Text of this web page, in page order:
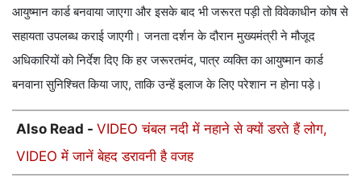
आयुष्मान कार्ड बनवाया जाएगा और इसके बाद भी जरूरत पड़ी तो विवेकाधीन कोष से
सहायता उपलब्ध कराई जाएगी। जनता दर्शन के दौरान मुख्यमंत्री ने मौजूद
अधिकारियों को निर्देश दिए कि हर जरूरतमंद, पात्र व्यक्ति का आयुष्मान कार्ड
बनवाना सुनिश्चित किया जाए, ताकि उन्हें इलाज के लिए परेशान न होना पड़े।
Also Read - VIDEO चंबल नदी में नहाने से क्यों डरते हैं लोग,
VIDEO में जानें बेहद डरावनी है वजह